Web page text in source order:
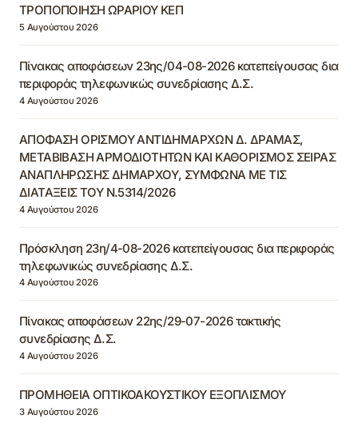
ΤΡΟΠΟΠΟΙΗΣΗ ΩΡΑΡΙΟΥ ΚΕΠ
5 Αυγούστου 2026
Πίνακας αποφάσεων 23ης/04-08-2026 κατεπείγουσας δια
περιφοράς τηλεφωνικώς συνεδρίασης Δ.Σ.
4 Αυγούστου 2026
ΑΠΟΦΑΣΗ ΟΡΙΣΜΟΥ ΑΝΤΙΔΗΜΑΡΧΩΝ Δ. ΔΡΑΜΑΣ,
ΜΕΤΑΒΙΒΑΣΗ ΑΡΜΟΔΙΟΤΗΤΩΝ ΚΑΙ ΚΑΘΟΡΙΣΜΟΣ ΣΕΙΡΑΣ
ΑΝΑΠΛΗΡΩΣΗΣ ΔΗΜΑΡΧΟΥ, ΣΥΜΦΩΝΑ ΜΕ ΤΙΣ
ΔΙΑΤΑΞΕΙΣ ΤΟΥ Ν.5314/2026
4 Αυγούστου 2026
Πρόσκληση 23η/4-08-2026 κατεπείγουσας δια περιφοράς
τηλεφωνικώς συνεδρίασης Δ.Σ.
4 Αυγούστου 2026
Πίνακας αποφάσεων 22ης/29-07-2026 τακτικής
συνεδρίασης Δ.Σ.
4 Αυγούστου 2026
ΠΡΟΜΗΘΕΙΑ ΟΠΤΙΚΟΑΚΟΥΣΤΙΚΟΥ ΕΞΟΠΛΙΣΜΟΥ
3 Αυγούστου 2026